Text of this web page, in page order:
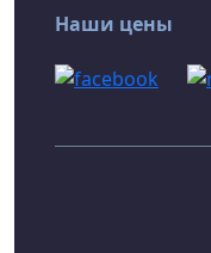
Наши цены